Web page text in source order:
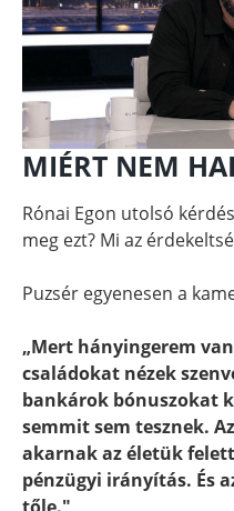
MIÉRT NEM
Rónai Egon utolsó
meg ezt? Mi az
Puzsér egyenesen a
„Mert hányingerem
családokat nézek
bankárok bónuszokat
semmit sem tesznek.
akarnak az életük
pénzügyi irányítás. És